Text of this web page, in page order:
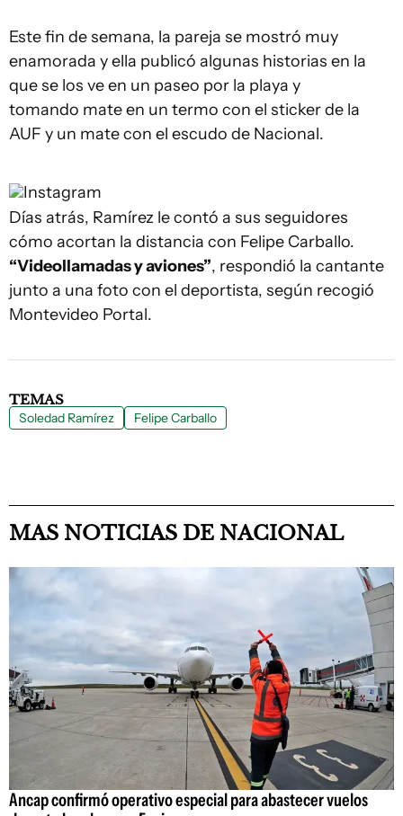
Este fin de semana, la pareja se mostró muy
enamorada y ella publicó algunas historias en la
que se los ve en un paseo por la playa y
tomando mate en un termo con el sticker de la
AUF y un mate con el escudo de Nacional.
Instagram
Días atrás, Ramírez le contó a sus seguidores
cómo acortan la distancia con Felipe Carballo.
“Videollamadas y aviones”, respondió la cantante
junto a una foto con el deportista, según recogió
Montevideo Portal.
TEMAS
Soledad Ramírez Felipe Carballo
MAS NOTICIAS DE NACIONAL
Ancap confirmó operativo especial para abastecer vuelos